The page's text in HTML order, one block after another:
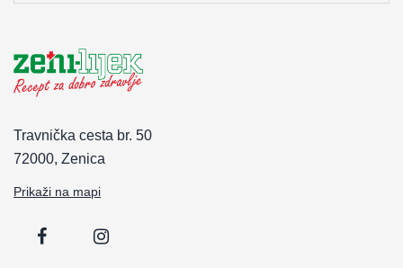
Travnička cesta br. 50
72000, Zenica
Prikaži na mapi